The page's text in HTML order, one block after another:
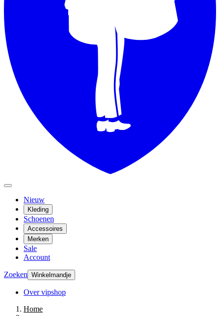
Nieuw
Kleding
Schoenen
Accessoires
Merken
Sale
Account
Zoeken Winkelmandje
Over vipshop
Home